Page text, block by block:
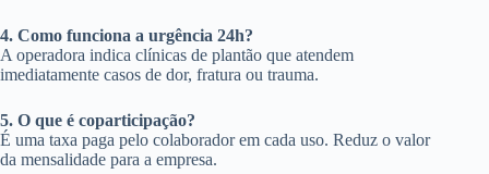
4. Como funciona a urgência 24h?
A operadora indica clínicas de plantão que atendem
imediatamente casos de dor, fratura ou trauma.
5. O que é coparticipação?
É uma taxa paga pelo colaborador em cada uso. Reduz o valor
da mensalidade para a empresa.